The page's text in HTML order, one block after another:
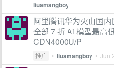
liuamangboy
阿里腾讯华为火山国
全部 7 折 Ai 模型最高
CDN4000U/P
推广 • liuamangboy • Jun